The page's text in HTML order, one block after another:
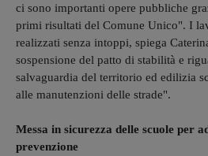
ci sono importanti opere pubbliche
primi risultati del Comune Unico". I
realizzati senza intoppi, spiega
sospensione del patto di stabilità e
salvaguardia del territorio ed edilizia
alle manutenzioni delle strade".
Messa in sicurezza delle scuole per
prevenzione